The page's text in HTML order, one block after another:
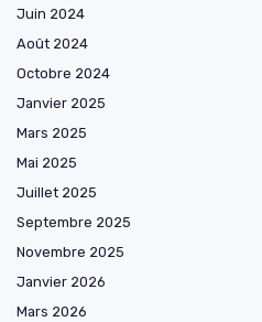
Juin 2024
Août 2024
Octobre 2024
Janvier 2025
Mars 2025
Mai 2025
Juillet 2025
Septembre 2025
Novembre 2025
Janvier 2026
Mars 2026